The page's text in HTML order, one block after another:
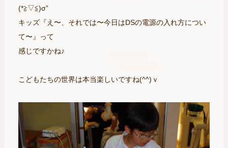
(*≧▽≦)σ”
キッズ『え〜、それでは〜今日はDSの電源の入れ方につい
て〜』って
感じですかね♪
こどもたちの世界は本当楽しいですね(^^)ｖ